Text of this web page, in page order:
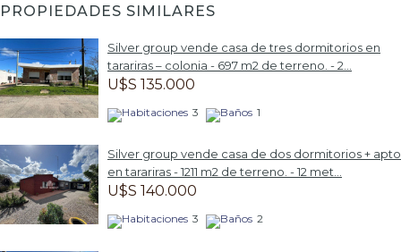
PROPIEDADES SIMILARES
Silver group vende casa de tres dormitorios en
tarariras – colonia - 697 m2 de terreno. - 2...
U$S 135.000
3 1
Silver group vende casa de dos dormitorios + apto
en tarariras - 1211 m2 de terreno. - 12 met...
U$S 140.000
3 2